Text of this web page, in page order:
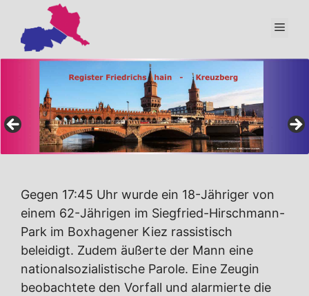
Inhalt
springen
Gegen 17:45 Uhr wurde ein 18-Jähriger von
einem 62-Jährigen im Siegfried-Hirschmann-
Park im Boxhagener Kiez rassistisch
beleidigt. Zudem äußerte der Mann eine
nationalsozialistische Parole. Eine Zeugin
beobachtete den Vorfall und alarmierte die